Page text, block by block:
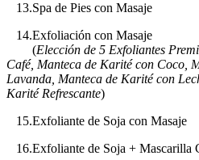
13.Spa de Pies con Masaje
14.Exfoliación con Masaje
(Elección de 5 Exfoliantes
Café, Manteca de Karité con Coco,
Lavanda, Manteca de Karité con
Karité Refrescante)
15.Exfoliante de Soja con Masaje
16.Exfoliante de Soja + Mascarilla